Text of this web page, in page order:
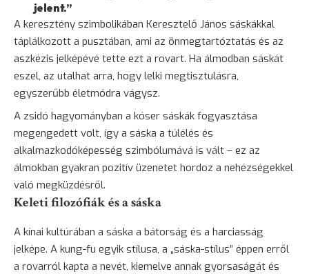
jelent.”
A keresztény szimbolikában Keresztelő János sáskákkal
táplálkozott a pusztában, ami az önmegtartóztatás és az
aszkézis jelképévé tette ezt a rovart. Ha álmodban sáskát
eszel, az utalhat arra, hogy lelki megtisztulásra,
egyszerűbb életmódra vágysz.
A zsidó hagyományban a kóser sáskák fogyasztása
megengedett volt, így a sáska a túlélés és
alkalmazkodóképesség szimbólumává is vált – ez az
álmokban gyakran pozitív üzenetet hordoz a nehézségekkel
való megküzdésről.
Keleti filozófiák és a sáska
A kínai kultúrában a sáska a bátorság és a harciasság
jelképe. A kung-fu egyik stílusa, a „sáska-stílus” éppen erről
a rovarról kapta a nevét, kiemelve annak gyorsaságát és